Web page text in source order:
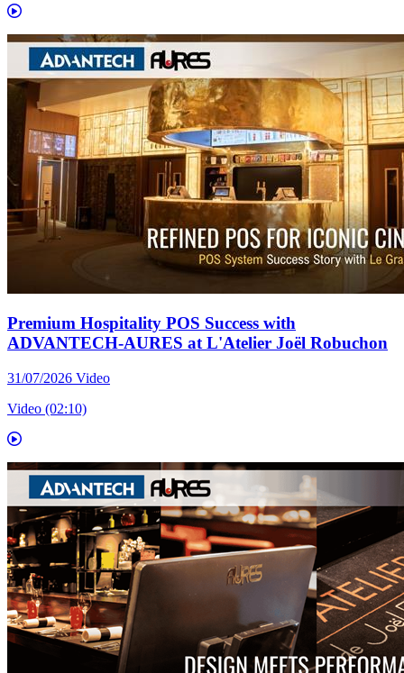
Premium Hospitality POS Success with
ADVANTECH-AURES at L'Atelier Joël Robuchon
31/07/2026 Video
Video (02:10)